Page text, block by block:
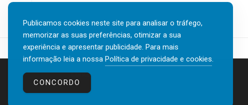
Contactos
Publicamos cookies neste site para analisar o tráfego,
memorizar as suas preferências, otimizar a sua
experiência e apresentar publicidade. Para mais
informação leia a nossa Política de privacidade e cookies.
CONCORDO